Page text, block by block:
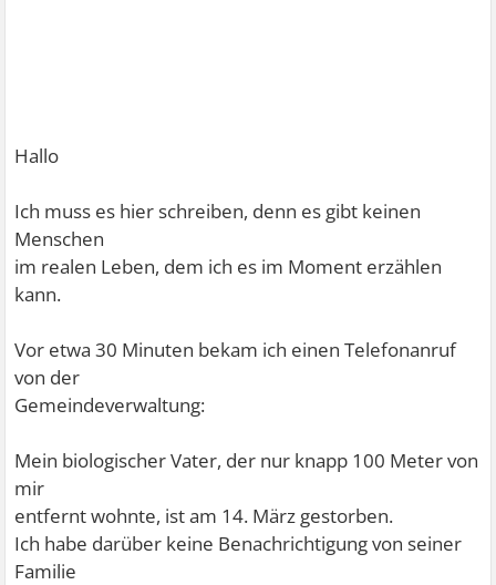
Hallo
Ich muss es hier schreiben, denn es gibt keinen
Menschen
im realen Leben, dem ich es im Moment erzählen
kann.
Vor etwa 30 Minuten bekam ich einen Telefonanruf
von der
Gemeindeverwaltung:
Mein biologischer Vater, der nur knapp 100 Meter von
mir
entfernt wohnte, ist am 14. März gestorben.
Ich habe darüber keine Benachrichtigung von seiner
Familie